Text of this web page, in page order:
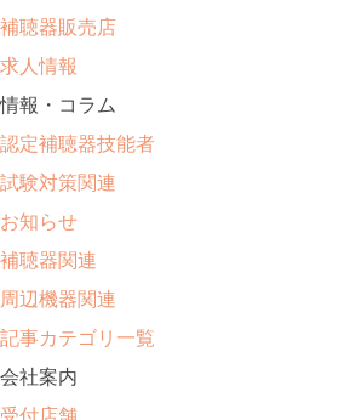
補聴器販売店
求人情報
情報・コラム
認定補聴器技能者
試験対策関連
お知らせ
補聴器関連
周辺機器関連
記事カテゴリ一覧
会社案内
受付店舗